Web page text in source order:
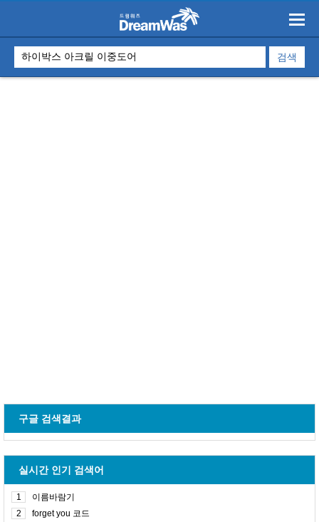
구글 검색결과
실시간 인기 검색어
1
이름바람기
2
forget you 코드